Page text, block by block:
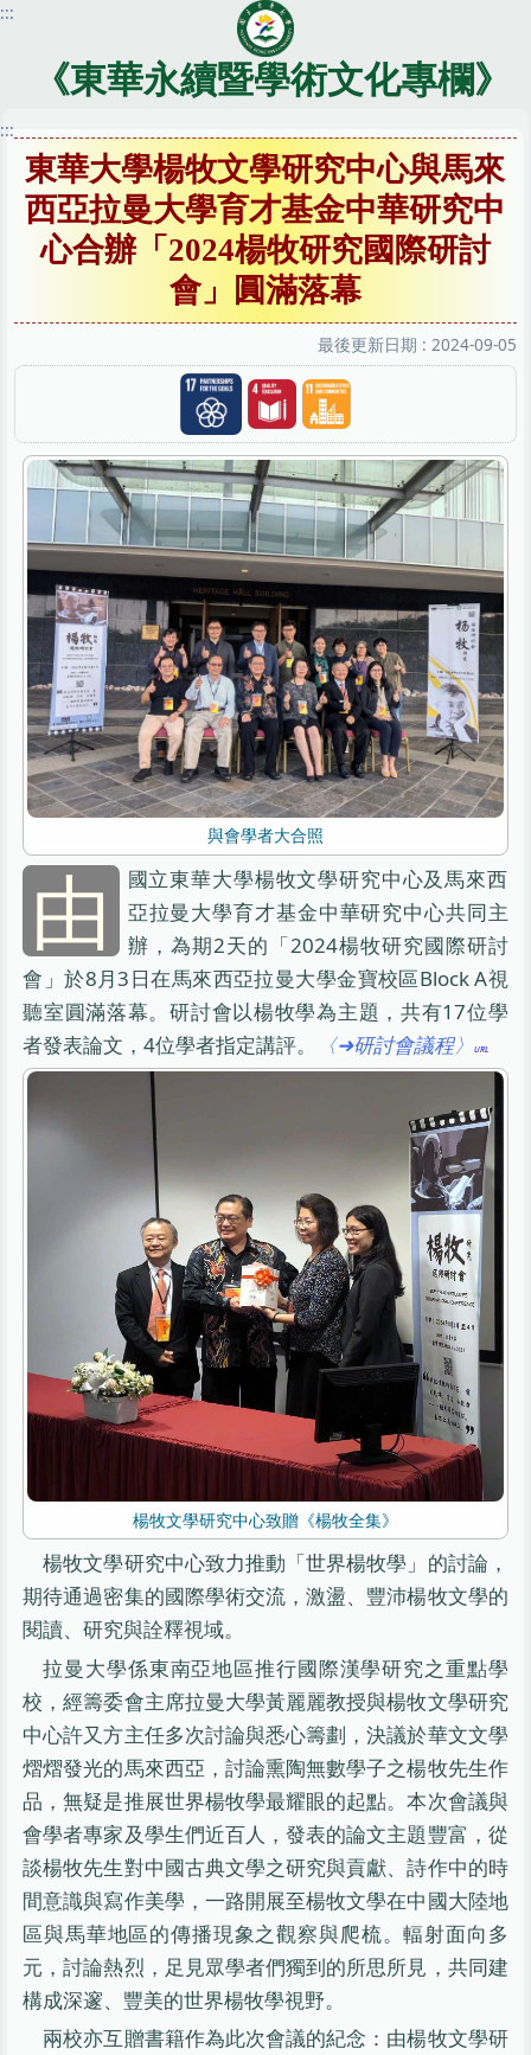
跳
內
區
:::
《東華永續暨學術文化專欄》
:::
東華大學楊牧文學研究中心與馬來
西亞拉曼大學育才基金中華研究中
心合辦「2024楊牧研究國際研討
會」圓滿落幕
最後更新日期 : 2024-09-05
與會學者大合照
由
國立東華大學楊牧文學研究中心及馬來西
亞拉曼大學育才基金中華研究中心共同主
辦，為期2天的「2024楊牧研究國際研討
會」於8月3日在馬來西亞拉曼大學金寶校區Block A視
聽室圓滿落幕。研討會以楊牧學為主題，共有17位學
者發表論文，4位學者指定講評。
〈➜研討會議程〉
楊牧文學研究中心致贈《楊牧全集》
楊牧文學研究中心致力推動「世界楊牧學」的討論，
期待通過密集的國際學術交流，激盪、豐沛楊牧文學的
閱讀、研究與詮釋視域。
拉曼大學係東南亞地區推行國際漢學研究之重點學
校，經籌委會主席拉曼大學黃麗麗教授與楊牧文學研究
中心許又方主任多次討論與悉心籌劃，決議於華文文學
熠熠發光的馬來西亞，討論熏陶無數學子之楊牧先生作
品，無疑是推展世界楊牧學最耀眼的起點。本次會議與
會學者專家及學生們近百人，發表的論文主題豐富，從
談楊牧先生對中國古典文學之研究與貢獻、詩作中的時
間意識與寫作美學，一路開展至楊牧文學在中國大陸地
區與馬華地區的傳播現象之觀察與爬梳。輻射面向多
元，討論熱烈，足見眾學者們獨到的所思所見，共同建
構成深邃、豐美的世界楊牧學視野。
兩校亦互贈書籍作為此次會議的紀念：由楊牧文學研